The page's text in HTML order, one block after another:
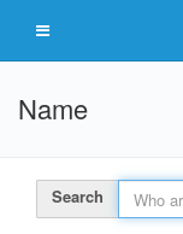
Name
Search